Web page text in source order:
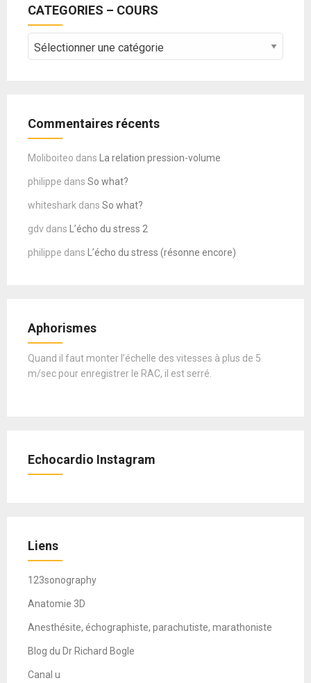
CATEGORIES – COURS
–
Commentaires récents
Moliboiteo dans La relation pression-volume
philippe dans So what?
whiteshark dans So what?
gdv dans L’écho du stress 2
philippe dans L’écho du stress (résonne encore)
Aphorismes
Quand il faut monter l’échelle des vitesses à plus de 5
m/sec pour enregistrer le RAC, il est serré.
Echocardio Instagram
Liens
123sonography
Anatomie 3D
Anesthésite, échographiste, parachutiste, marathoniste
Blog du Dr Richard Bogle
Canal u